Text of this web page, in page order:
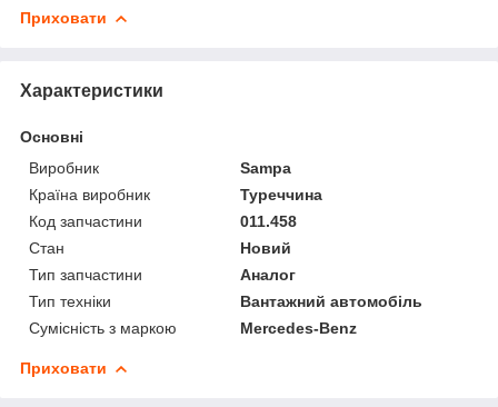
Приховати
Характеристики
Основні
Виробник
Sampa
Країна виробник
Туреччина
Код запчастини
011.458
Стан
Новий
Тип запчастини
Аналог
Тип техніки
Вантажний автомобіль
Сумісність з маркою
Mercedes-Benz
Приховати